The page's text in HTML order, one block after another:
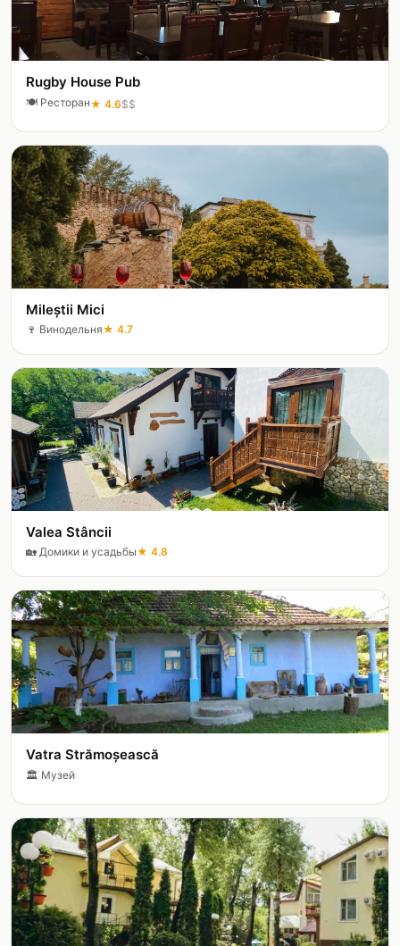
Rugby House Pub
🍽️ Ресторан★ 4.6$$
Mileștii Mici
🍷 Винодельня★ 4.7
Valea Stâncii
🏡 Домики и усадьбы★ 4.8
Vatra Strămoșească
🏛️ Музей